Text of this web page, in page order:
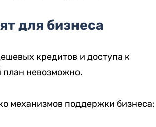
для бизнеса
кредитов и доступа к
невозможно.
механизмов поддержки бизнеса: